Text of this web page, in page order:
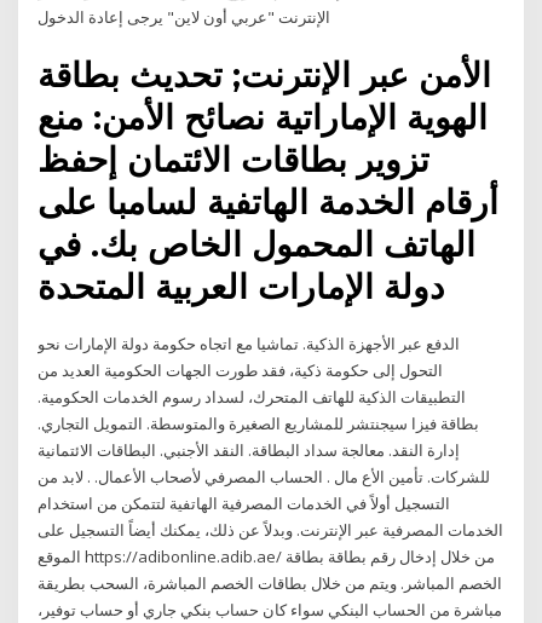
الإنترنت "عربي أون لاين" يرجى إعادة الدخول
الأمن عبر الإنترنت; تحديث بطاقة
الهوية الإماراتية نصائح الأمن: منع
تزوير بطاقات الائتمان إحفظ
أرقام الخدمة الهاتفية لسامبا على
الهاتف المحمول الخاص بك. في
دولة الإمارات العربية المتحدة
الدفع عبر الأجهزة الذكية. تماشيا مع اتجاه حكومة دولة الإمارات نحو
التحول إلى حكومة ذكية، فقد طورت الجهات الحكومية العديد من
التطبيقات الذكية للهاتف المتحرك، لسداد رسوم الخدمات الحكومية.
بطاقة فيزا سيجنتشر للمشاريع الصغيرة والمتوسطة. التمويل التجاري.
إدارة النقد. معالجة سداد البطاقة. النقد الأجنبي. البطاقات الائتمانية
للشركات. تأمين الأع مال . الحساب المصرفي لأصحاب الأعمال. . لابد من
التسجيل أولاً في الخدمات المصرفية الهاتفية لتتمكن من استخدام
الخدمات المصرفية عبر الإنترنت. وبدلاً عن ذلك، يمكنك أيضاً التسجيل على
الموقع https://adibonline.adib.ae/ من خلال إدخال رقم بطاقة بطاقة
الخصم المباشر. ويتم من خلال بطاقات الخصم المباشرة، السحب بطريقة
مباشرة من الحساب البنكي سواء كان حساب بنكي جاري أو حساب توفير،